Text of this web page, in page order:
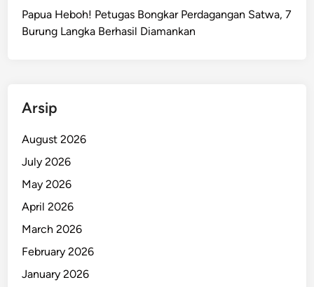
Papua Heboh! Petugas Bongkar Perdagangan Satwa, 7
Burung Langka Berhasil Diamankan
Arsip
August 2026
July 2026
May 2026
April 2026
March 2026
February 2026
January 2026